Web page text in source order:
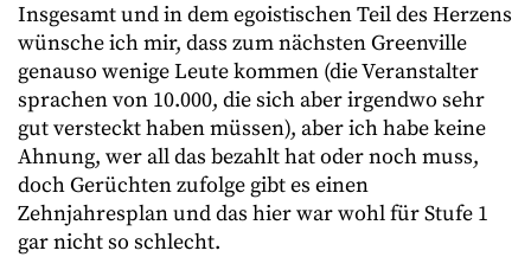
Insgesamt und in dem egoistischen Teil des Herzens
wünsche ich mir, dass zum nächsten Greenville
genauso wenige Leute kommen (die Veranstalter
sprachen von 10.000, die sich aber irgendwo sehr
gut versteckt haben müssen), aber ich habe keine
Ahnung, wer all das bezahlt hat oder noch muss,
doch Gerüchten zufolge gibt es einen
Zehnjahresplan und das hier war wohl für Stufe 1
gar nicht so schlecht.